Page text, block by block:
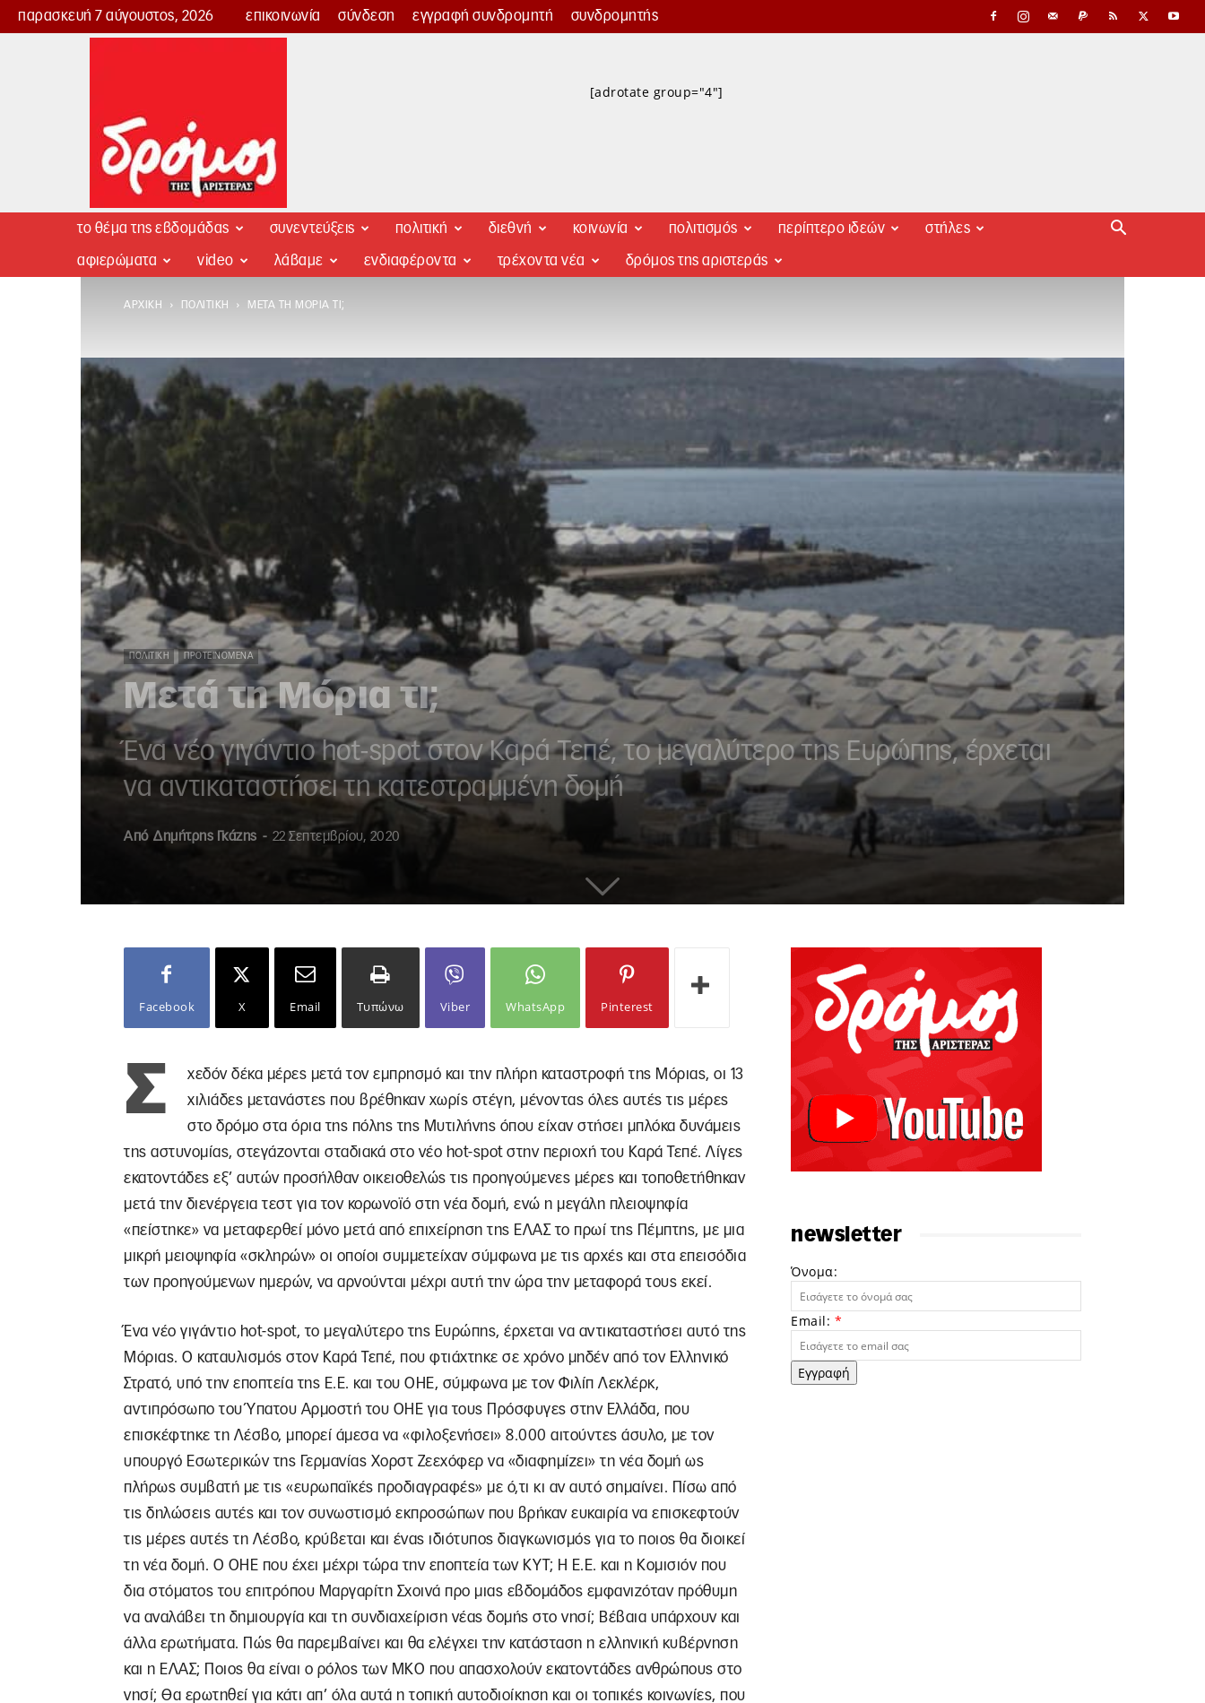
παρασκευή 7 αύγουστος, 2026 επικοινωνία σύνδεση εγγραφή συνδρομητή συνδρομητής
Δρόμος
[adrotate group="4"]
το θέμα της εβδομάδας συνεντεύξεις πολιτική διεθνή κοινωνία πολιτισμός περίπτερο ιδεών στήλες
αφιερώματα video λάβαμε ενδιαφέροντα τρέχοντα νέα δρόμος της αριστεράς
ΑΡΧΙΚΉ ΠΟΛΙΤΙΚΉ ΜΕΤΆ ΤΗ ΜΌΡΙΑ ΤΙ;
ΠΟΛΙΤΙΚΉ ΠΡΟΤΕΙΝΌΜΕΝΑ
Μετά τη Μόρια τι;
Ένα νέο γιγάντιο hot-spot στον Καρά Τεπέ, το μεγαλύτερο της Ευρώπης, έρχεται
να αντικαταστήσει τη κατεστραμμένη δομή
Από Δημήτρης Γκάζης - 22 Σεπτεμβρίου, 2020
Facebook X Email Τυπώνω Viber WhatsApp Pinterest
Σ
χεδόν δέκα μέρες μετά τον εμπρησμό και την πλήρη καταστροφή της Μόριας, οι 13
χιλιάδες μετανάστες που βρέθηκαν χωρίς στέγη, μένοντας όλες αυτές τις μέρες
στο δρόμο στα όρια της πόλης της Μυτιλήνης όπου είχαν στήσει μπλόκα δυνάμεις
της αστυνομίας, στεγάζονται σταδιακά στο νέο hot-spot στην περιοχή του Καρά Τεπέ. Λίγες
εκατοντάδες εξ’ αυτών προσήλθαν οικειοθελώς τις προηγούμενες μέρες και τοποθετήθηκαν
μετά την διενέργεια τεστ για τον κορωνοϊό στη νέα δομή, ενώ η μεγάλη πλειοψηφία
«πείστηκε» να μεταφερθεί μόνο μετά από επιχείρηση της ΕΛΑΣ το πρωί της Πέμπτης, με μια
μικρή μειοψηφία «σκληρών» οι οποίοι συμμετείχαν σύμφωνα με τις αρχές και στα επεισόδια
των προηγούμενων ημερών, να αρνούνται μέχρι αυτή την ώρα την μεταφορά τους εκεί.
Ένα νέο γιγάντιο hot-spot, το μεγαλύτερο της Ευρώπης, έρχεται να αντικαταστήσει αυτό της
Μόριας. Ο καταυλισμός στον Καρά Τεπέ, που φτιάχτηκε σε χρόνο μηδέν από τον Ελληνικό
Στρατό, υπό την εποπτεία της Ε.Ε. και του ΟΗΕ, σύμφωνα με τον Φιλίπ Λεκλέρκ,
αντιπρόσωπο του Ύπατου Αρμοστή του ΟΗΕ για τους Πρόσφυγες στην Ελλάδα, που
επισκέφτηκε τη Λέσβο, μπορεί άμεσα να «φιλοξενήσει» 8.000 αιτούντες άσυλο, με τον
υπουργό Εσωτερικών της Γερμανίας Χορστ Ζεεχόφερ να «διαφημίζει» τη νέα δομή ως
πλήρως συμβατή με τις «ευρωπαϊκές προδιαγραφές» με ό,τι κι αν αυτό σημαίνει. Πίσω από
τις δηλώσεις αυτές και τον συνωστισμό εκπροσώπων που βρήκαν ευκαιρία να επισκεφτούν
τις μέρες αυτές τη Λέσβο, κρύβεται και ένας ιδιότυπος διαγκωνισμός για το ποιος θα διοικεί
τη νέα δομή. Ο ΟΗΕ που έχει μέχρι τώρα την εποπτεία των ΚΥΤ; Η Ε.Ε. και η Κομισιόν που
δια στόματος του επιτρόπου Μαργαρίτη Σχοινά προ μιας εβδομάδος εμφανιζόταν πρόθυμη
να αναλάβει τη δημιουργία και τη συνδιαχείριση νέας δομής στο νησί; Βέβαια υπάρχουν και
άλλα ερωτήματα. Πώς θα παρεμβαίνει και θα ελέγχει την κατάσταση η ελληνική κυβέρνηση
και η ΕΛΑΣ; Ποιος θα είναι ο ρόλος των ΜΚΟ που απασχολούν εκατοντάδες ανθρώπους στο
νησί; Θα ερωτηθεί για κάτι απ’ όλα αυτά η τοπική αυτοδιοίκηση και οι τοπικές κοινωνίες, που
newsletter
Όνομα:
Email: *
Εγγραφή